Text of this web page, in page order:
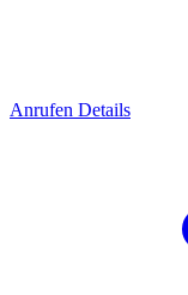
Anrufen Details